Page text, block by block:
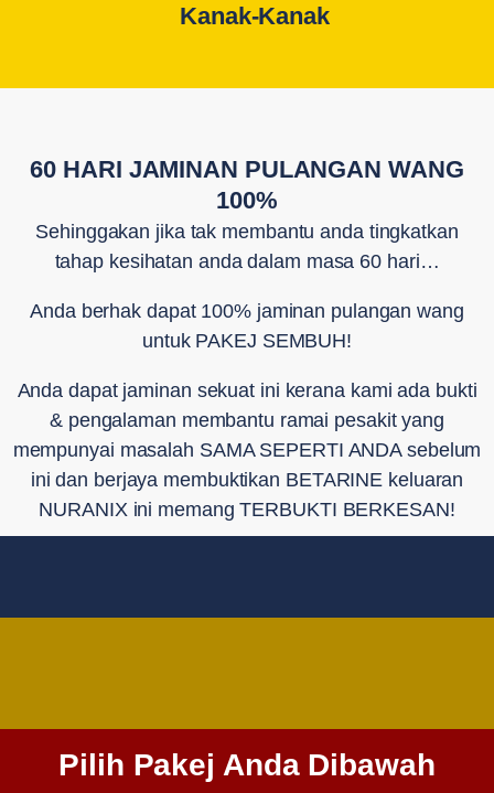
Kanak-Kanak
60 HARI JAMINAN PULANGAN WANG
100%
Sehinggakan jika tak membantu anda tingkatkan
tahap kesihatan anda dalam masa 60 hari…
Anda berhak dapat 100% jaminan pulangan wang
untuk PAKEJ SEMBUH!
Anda dapat jaminan sekuat ini kerana kami ada bukti
& pengalaman membantu ramai pesakit yang
mempunyai masalah SAMA SEPERTI ANDA sebelum
ini dan berjaya membuktikan BETARINE keluaran
NURANIX ini memang TERBUKTI BERKESAN!
Pilih Pakej Anda Dibawah